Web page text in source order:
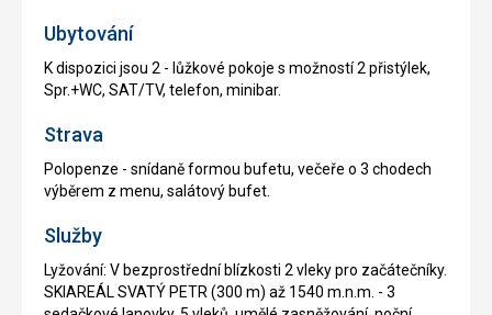
Ubytování
K dispozici jsou 2 - lůžkové pokoje s možností 2 přistýlek,
Spr.+WC, SAT/TV, telefon, minibar.
Strava
Polopenze - snídaně formou bufetu, večeře o 3 chodech
výběrem z menu, salátový bufet.
Služby
Lyžování: V bezprostřední blízkosti 2 vleky pro začátečníky.
SKIAREÁL SVATÝ PETR (300 m) až 1540 m.n.m. - 3